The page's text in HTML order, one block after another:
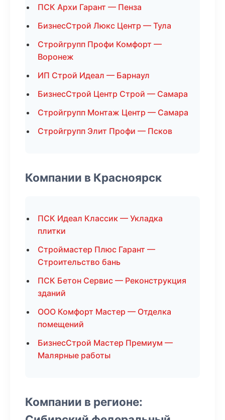
ПСК Архи Гарант — Пенза
БизнесСтрой Люкс Центр — Тула
Стройгрупп Профи Комфорт —
Воронеж
ИП Строй Идеал — Барнаул
БизнесСтрой Центр Строй — Самара
Стройгрупп Монтаж Центр — Самара
Стройгрупп Элит Профи — Псков
Компании в Красноярск
ПСК Идеал Классик — Укладка
плитки
Строймастер Плюс Гарант —
Строительство бань
ПСК Бетон Сервис — Реконструкция
зданий
ООО Комфорт Мастер — Отделка
помещений
БизнесСтрой Мастер Премиум —
Малярные работы
Компании в регионе: